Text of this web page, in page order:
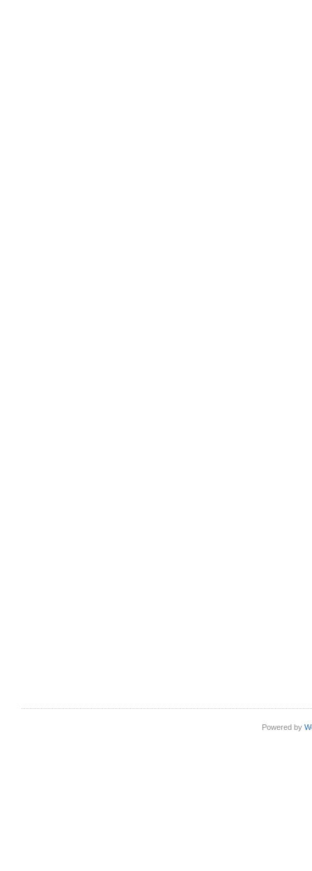
Powered by